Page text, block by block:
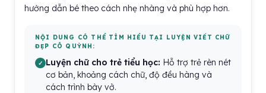
hướng dẫn bé theo cách nhẹ nhàng và phù hợp hơn.
NỘI DUNG CÓ THỂ TÌM HIỂU TẠI LUYỆN VIẾT CHỮ
ĐẸP CÔ QUỲNH:
Luyện chữ cho trẻ tiểu học: Hỗ trợ trẻ rèn nét
cơ bản, khoảng cách chữ, độ đều hàng và
cách trình bày vở.